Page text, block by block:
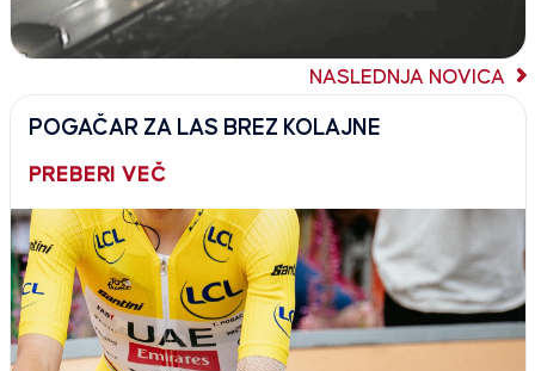
NASLEDNJA NOVICA
POGAČAR ZA LAS BREZ KOLAJNE
PREBERI VEČ